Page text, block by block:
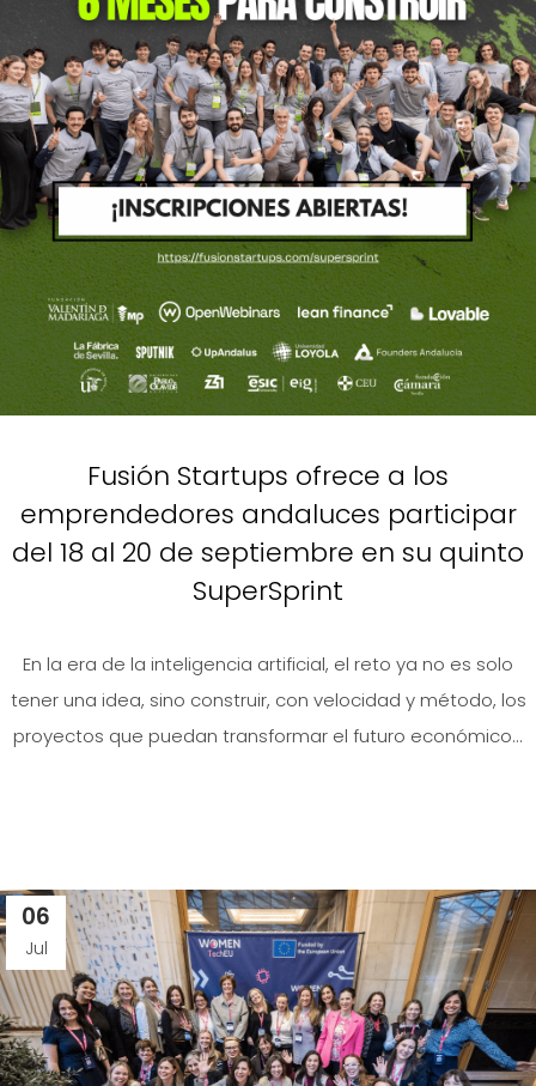
Fusión Startups ofrece a los
emprendedores andaluces participar
del 18 al 20 de septiembre en su quinto
SuperSprint
En la era de la inteligencia artificial, el reto ya no es solo
tener una idea, sino construir, con velocidad y método, los
proyectos que puedan transformar el futuro económico...
06
Jul